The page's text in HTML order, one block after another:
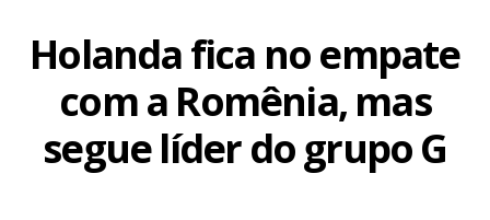
Holanda fica no empate
com a Romênia, mas
segue líder do grupo G